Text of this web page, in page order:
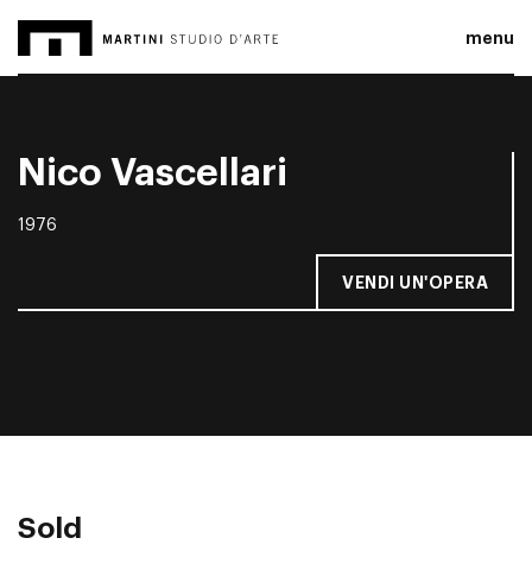
menu
Nico Vascellari
1976
VENDI UN'OPERA
Sold